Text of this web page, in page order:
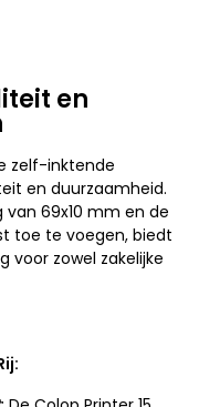
en
zelf-inktende
en duurzaamheid.
69x10 mm en de
toe te voegen, biedt
voor zowel zakelijke